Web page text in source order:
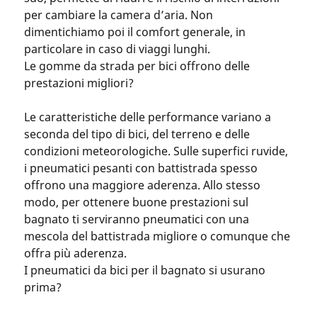
per cambiare la camera d’aria. Non
dimentichiamo poi il comfort generale, in
particolare in caso di viaggi lunghi.
Le gomme da strada per bici offrono delle
prestazioni migliori?
Le caratteristiche delle performance variano a
seconda del tipo di bici, del terreno e delle
condizioni meteorologiche. Sulle superfici ruvide,
i pneumatici pesanti con battistrada spesso
offrono una maggiore aderenza. Allo stesso
modo, per ottenere buone prestazioni sul
bagnato ti serviranno pneumatici con una
mescola del battistrada migliore o comunque che
offra più aderenza.
I pneumatici da bici per il bagnato si usurano
prima?